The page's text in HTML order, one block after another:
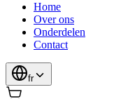
Home
Over ons
Onderdelen
Contact
fr